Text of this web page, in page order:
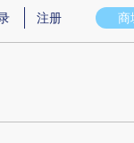
意图存在偏差。不代表
商
注册